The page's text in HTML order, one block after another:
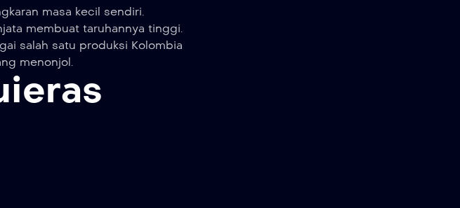
masa kecil sendiri.
membuat taruhannya tinggi.
salah satu produksi Kolombia
menonjol.